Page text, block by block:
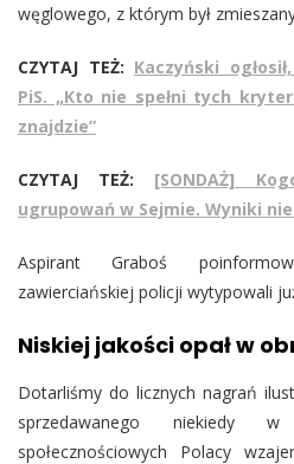
węglowego, z którym był
CZYTAJ TEŻ: Kaczyński
PiS. „Kto nie spełni tych
znajdzie”
CZYTAJ TEŻ: [SONDAŻ]
ugrupowań w Sejmie. Wyniki
Aspirant Graboś
zawierciańskiej policji wytypowali
Niskiej jakości opał w
Dotarliśmy do licznych nagrań
sprzedawanego niekiedy
społecznościowych Polacy